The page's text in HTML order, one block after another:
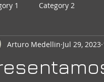
1 Category 2
Arturo Medellin Jul 29, 2023